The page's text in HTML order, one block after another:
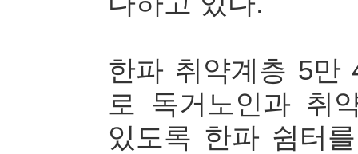
한파 취약계층 5만
로 독거노인과 취
있도록 한파 쉼터